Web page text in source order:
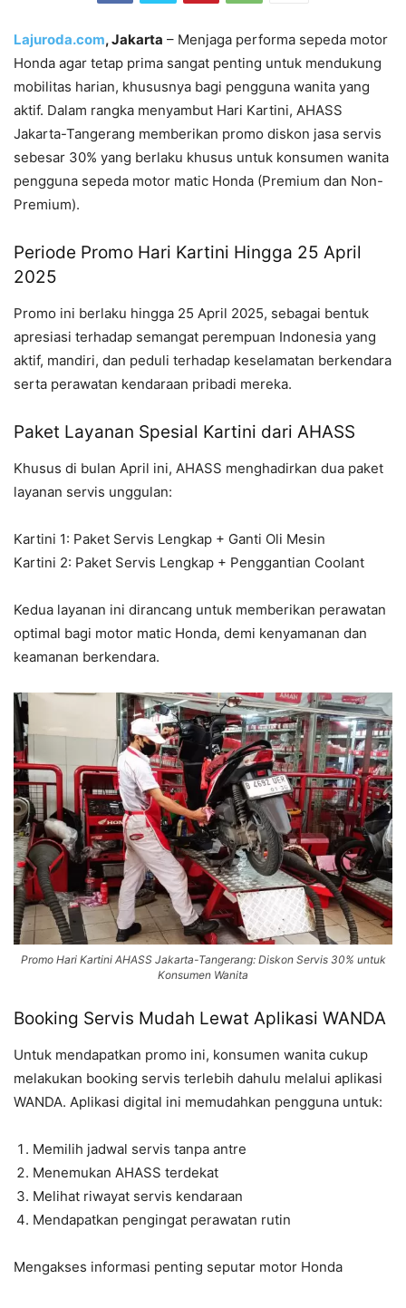
Lajuroda.com, Jakarta – Menjaga performa sepeda motor
Honda agar tetap prima sangat penting untuk mendukung
mobilitas harian, khususnya bagi pengguna wanita yang
aktif. Dalam rangka menyambut Hari Kartini, AHASS
Jakarta-Tangerang memberikan promo diskon jasa servis
sebesar 30% yang berlaku khusus untuk konsumen wanita
pengguna sepeda motor matic Honda (Premium dan Non-
Premium).
Periode Promo Hari Kartini Hingga 25 April
2025
Promo ini berlaku hingga 25 April 2025, sebagai bentuk
apresiasi terhadap semangat perempuan Indonesia yang
aktif, mandiri, dan peduli terhadap keselamatan berkendara
serta perawatan kendaraan pribadi mereka.
Paket Layanan Spesial Kartini dari AHASS
Khusus di bulan April ini, AHASS menghadirkan dua paket
layanan servis unggulan:
Kartini 1: Paket Servis Lengkap + Ganti Oli Mesin
Kartini 2: Paket Servis Lengkap + Penggantian Coolant
Kedua layanan ini dirancang untuk memberikan perawatan
optimal bagi motor matic Honda, demi kenyamanan dan
keamanan berkendara.
Promo Hari Kartini AHASS Jakarta-Tangerang: Diskon Servis 30% untuk
Konsumen Wanita
Booking Servis Mudah Lewat Aplikasi WANDA
Untuk mendapatkan promo ini, konsumen wanita cukup
melakukan booking servis terlebih dahulu melalui aplikasi
WANDA. Aplikasi digital ini memudahkan pengguna untuk:
Memilih jadwal servis tanpa antre
Menemukan AHASS terdekat
Melihat riwayat servis kendaraan
Mendapatkan pengingat perawatan rutin
Mengakses informasi penting seputar motor Honda